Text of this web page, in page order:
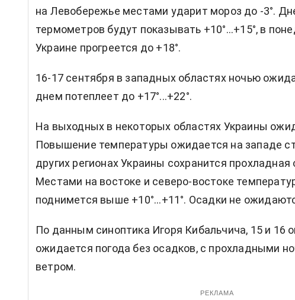
на Левобережье местами ударит мороз до -3°.
термометров будут показывать +10°...+15°, в
Украине прогреется до +18°.
16-17 сентября в западных областях ночью
днем потеплеет до +17°...+22°.
На выходных в некоторых областях Украины
Повышение температуры ожидается на западе
других регионах Украины сохранится прохладная
Местами на востоке и северо-востоке
поднимется выше +10°...+11°. Осадки не
По данным синоптика Игоря Кибальчича, 15 и 16
ожидается погода без осадков, с прохладными
ветром.
РЕКЛАМА